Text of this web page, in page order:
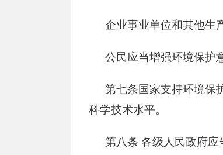
企业事业单位和其他生
公民应当增强环境保护
第七条国家支持环境保
科学技术水平。
第八条 各级人民政府应